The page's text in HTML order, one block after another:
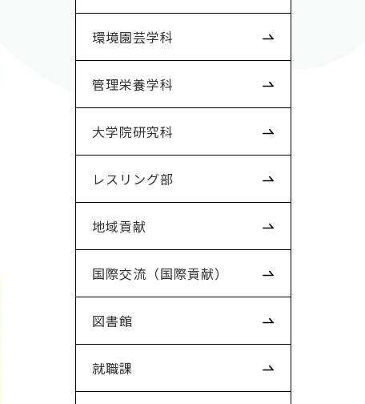
環境園芸学科
管理栄養学科
大学院研究科
レスリング部
地域貢献
国際交流（国際貢献）
図書館
就職課